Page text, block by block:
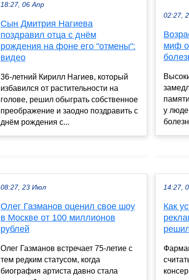
18:27, 06 Апр
Сын Дмитрия Нагиева
поздравил отца с днём
рождения на фоне его "отмены":
видео
36-летний Кирилл Нагиев, который
избавился от растительности на
голове, решил обыграть собственное
преображение и заодно поздравить с
днём рождения с...
02:27,
миф о
у
08:27, 23 Июл
Олег Газманов оценил свое шоу
в Москве от 100 миллионов
рублей
Олег Газманов встречает 75-летие с
тем редким статусом, когда
биография артиста давно стала
14:27,
Как